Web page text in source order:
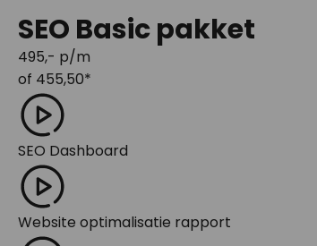
SEO Basic pakket
495,- p/m
of 455,50*
SEO Dashboard
Website optimalisatie rapport